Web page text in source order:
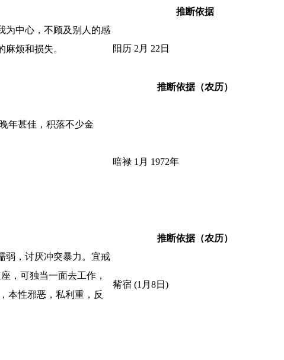
推断依据
为中心，不顾及别人的感
麻烦和损失。
阳历 2月 22日
推断依据（农历）
年甚佳，积落不少金
暗禄 1月 1972年
推断依据（农历）
弱，讨厌冲突暴力。宜戒
，可独当一面去工作，
本性邪恶，私利重，反
觜宿 (1月8日)